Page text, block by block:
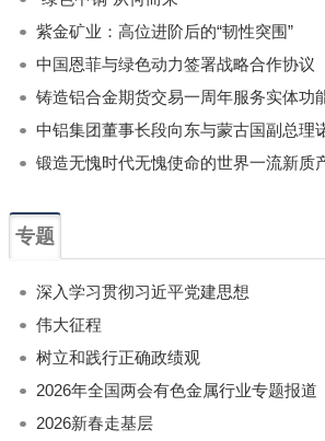
紫金矿业：高位进阶后的“韧性突围”
中国恩菲与绿色动力签署战略合作协议
铸造铝合金期货交易一周年服务实体功
专题
深入学习贯彻习近平党建思想
伟大征程
树立和践行正确政绩观
2026年全国两会有色金属行业专题报道
2026新春走基层